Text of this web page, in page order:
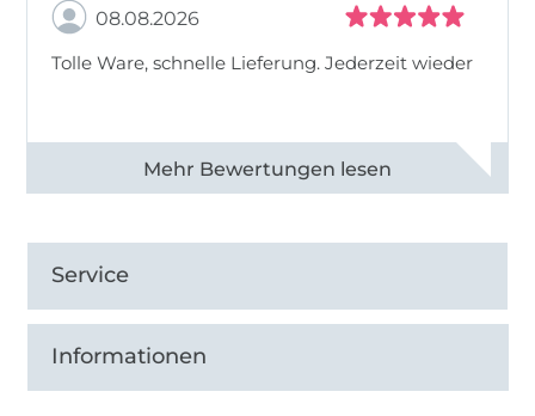
08.08.2026
Tolle Ware, schnelle Lieferung. Jederzeit wieder
Alle 83013 Bewertungen ansehen
Service
Informationen